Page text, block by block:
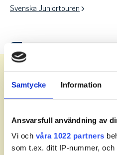
Samtycke Information
Ansvarsfull användning av
Vi och våra 1022 partners
som t.ex. ditt IP-nummer,
Svenska Juniortouren
Meny
Leaderboard.
Senast uppdaterad:12:20